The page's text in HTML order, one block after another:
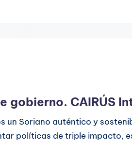
gobierno. CAIRÚS
un Soriano auténtico y
políticas de triple impacto,